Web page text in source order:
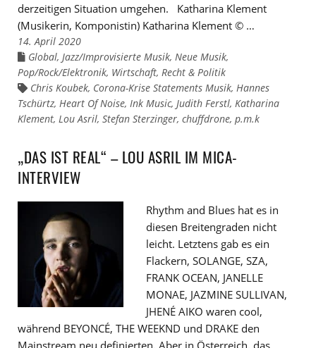
derzeitigen Situation umgehen. Katharina Klement
(Musikerin, Komponistin) Katharina Klement © …
14. April 2020
Links
den
Kategorien
Global, Jazz/Improvisierte Musik, Neue Musik,
Pop/Rock/Elektronik, Wirtschaft, Recht & Politik
Links
den
Tags
Chris Koubek, Corona-Krise Statements Musik, Hannes
Tschürtz, Heart Of Noise, Ink Music, Judith Ferstl, Katharina
Klement, Lou Asril, Stefan Sterzinger, chuffdrone, p.m.k
„DAS IST REAL“ – LOU ASRIL IM MICA-
INTERVIEW
Rhythm and Blues hat es in
diesen Breitengraden nicht
leicht. Letztens gab es ein
Flackern, SOLANGE, SZA,
FRANK OCEAN, JANELLE
MONAE, JAZMINE SULLIVAN,
JHENÉ AIKO waren cool,
während BEYONCÉ, THE WEEKND und DRAKE den
Mainstream neu definierten. Aber in Österreich, das